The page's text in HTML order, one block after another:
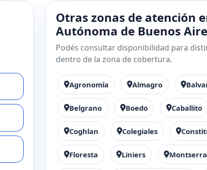
Otras zonas de atención
Autónoma de Buenos
Podés consultar disponibilidad para
dentro de la zona de cobertura.
Agronomía Almagro
Belgrano Boedo Caballito
Coghlan Colegiales
Floresta Liniers